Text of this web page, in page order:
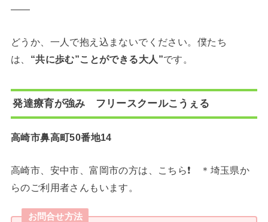
――
どうか、一人で抱え込まないでください。僕たち
は、 “共に歩む”ことができる大人”です。
発達療育が強み フリースクールこうぇる
高崎市鼻高町50番地14
高崎市、安中市、富岡市の方は、こちら❗️ ＊埼玉県か
らのご利用者さんもいます。
お問合せ方法